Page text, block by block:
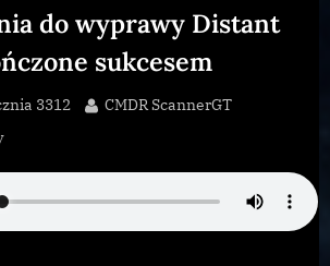
do wyprawy Distant
sukcesem
3312 By
CMDR ScannerGT
do
wyprawy
Distant